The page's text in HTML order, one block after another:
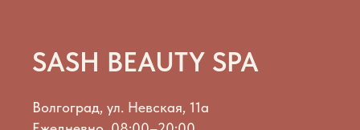
SASH BEAUTY SPA
Волгоград, ул. Невская, 11а